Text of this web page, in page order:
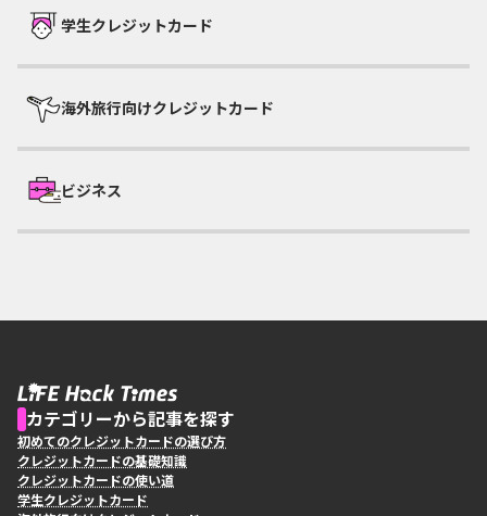
学生クレジットカード
海外旅行向けクレジットカード
ビジネス
カテゴリーから記事を探す
初めてのクレジットカードの選び方
クレジットカードの基礎知識
クレジットカードの使い道
学生クレジットカード